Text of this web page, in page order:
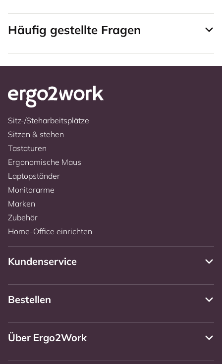
Häufig gestellte Fragen
Sitz-/Steharbeitsplätze
Sitzen & stehen
Tastaturen
Ergonomische Maus
Laptopständer
Monitorarme
Marken
Zubehör
Home-Office einrichten
Kundenservice
Bestellen
Über Ergo2Work